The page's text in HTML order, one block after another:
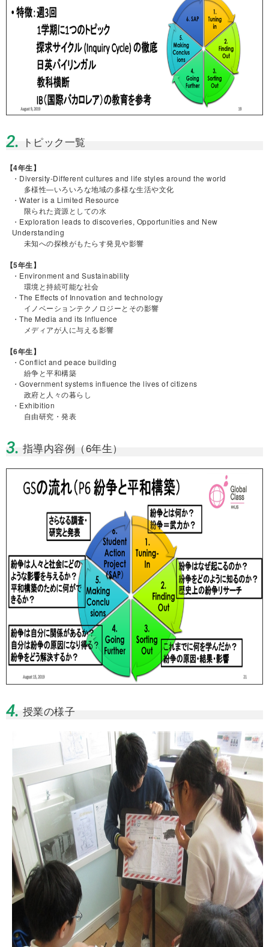
2. トピック一覧
【4年生】
・Diversity-Different cultures and life styles around the world
多様性―いろいろな地域の多様な生活や文化
・Water is a Limited Resource
限られた資源としての水
・Exploration leads to discoveries, Opportunities and New
Understanding
未知への探検がもたらす発見や影響
【5年生】
・Environment and Sustainability
環境と持続可能な社会
・The Effects of Innovation and technology
イノベーションテクノロジーとその影響
・The Media and its Influence
メディアが人に与える影響
【6年生】
・Conflict and peace building
紛争と平和構築
・Government systems influence the lives of citizens
政府と人々の暮らし
・Exhibition
自由研究・発表
3. 指導内容例（6年生）
4. 授業の様子